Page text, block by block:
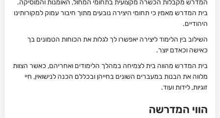
המדרש מקבלות הכשרה מקצועית בתחומי המחול, האומנות והמוסיקה.
בית המדרש מאמין כי תחומי היצירה נובעים מתוך חיבור עמוק למקורותינו
היהודיים.
השילוב בין הלימוד ליצירה יאפשרו לך לגלות את הכוחות הטמונים בך
כאישה וכאדם יוצר.
בית המדרש מהווה בית לצמיחה במהלך הלימודים ואחריהם, כאשר הצוות
מלווה את הבנות במעברים השונים בחייהן ובכללם הכנה לנישואין, חיי
זוגיות, לידות ועוד.
הווי המדרשה